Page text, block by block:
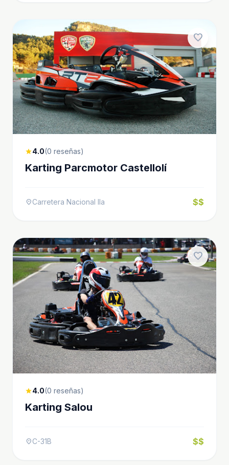
favorite
star4.0(0 reseñas)
Karting Parcmotor Castellolí
location_onCarretera Nacional IIa $$
favorite
star4.0(0 reseñas)
Karting Salou
location_onC-31B $$